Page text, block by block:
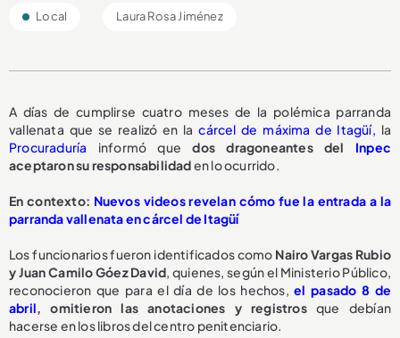
Local Laura Rosa Jiménez
A días de cumplirse cuatro meses de la polémica parranda
vallenata que se realizó en lacárcel de máxima de Itagüí, la
Procuraduría informó quedos dragoneantes del Inpec
aceptaron su responsabilidaden lo ocurrido.
En contexto: Nuevos videos revelan cómo fue la entrada a la
parranda vallenata en cárcel de Itagüí
Los funcionarios fueron identificados como Nairo Vargas Rubio
y Juan Camilo Góez David, quienes, según el Ministerio Público,
reconocieron que para el día de los hechos,el pasado 8 de
abril, omitieron las anotaciones y registrosque debían
hacerse en los libros del centro penitenciario.